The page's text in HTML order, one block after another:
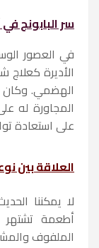
سر البابونج
في العصور
الهضمي. وكان
المجاورة له
على استعادة
العلاقة بين
لا يمكننا
أطعمة تشتهر
الملفوف